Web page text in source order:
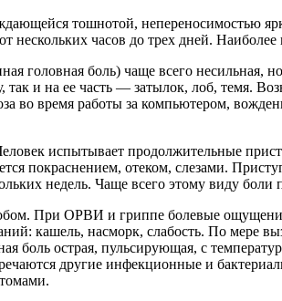
тошнотой, непереносимостью
нескольких часов до трех дней.
головная боль) чаще всего несильная,
и на ее часть — затылок, лоб, темя.
во время работы за компьютером,
испытывает продолжительные
покраснением, отеком, слезами.
недель. Чаще всего этому виду
При ОРВИ и гриппе болевые
кашель, насморк, слабость. По мере
боль острая, пульсирующая, с
другие инфекционные и